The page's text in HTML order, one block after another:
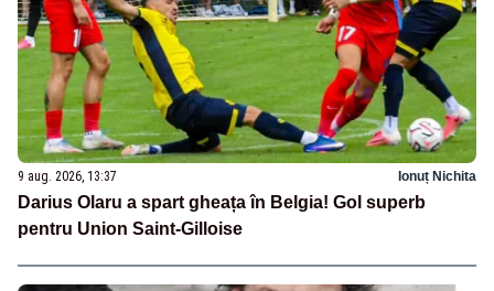
9 aug. 2026, 13:37 Ionuț Nichita
Darius Olaru a spart gheața în Belgia! Gol superb
pentru Union Saint-Gilloise